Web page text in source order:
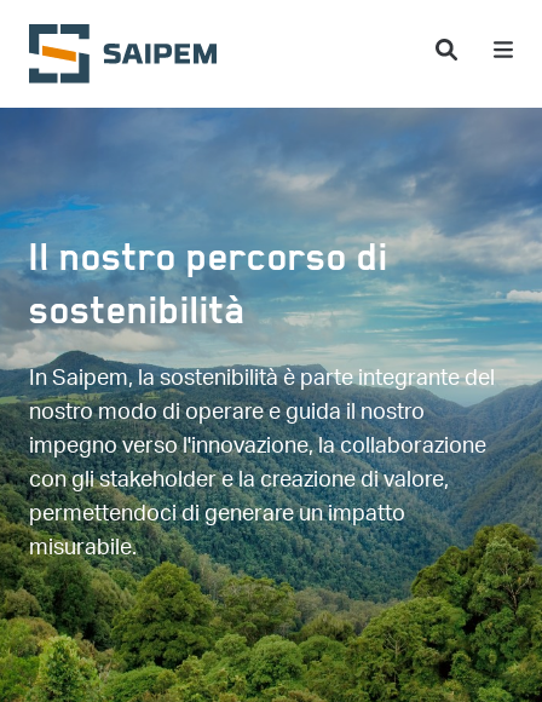
Salta al contenuto principale
Il nostro percorso di
sostenibilità
In Saipem, la sostenibilità è parte integrante del
nostro modo di operare e guida il nostro
impegno verso l'innovazione, la collaborazione
con gli stakeholder e la creazione di valore,
permettendoci di generare un impatto
misurabile.